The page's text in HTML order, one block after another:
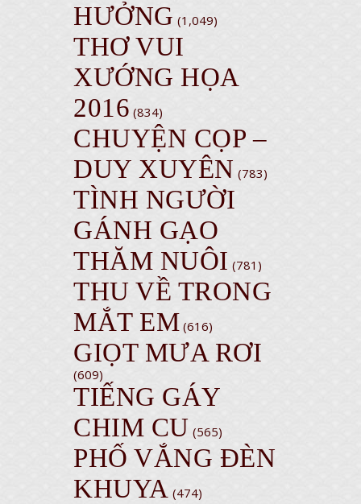
HƯỞNG (1,049)
THƠ VUI
XƯỚNG HỌA
2016 (834)
CHUYỆN CỌP –
DUY XUYÊN (783)
TÌNH NGƯỜI
GÁNH GẠO
THĂM NUÔI (781)
THU VỀ TRONG
MẮT EM (616)
GIỌT MƯA RƠI
(609)
TIẾNG GÁY
CHIM CU (565)
PHỐ VẮNG ĐÈN
KHUYA (474)